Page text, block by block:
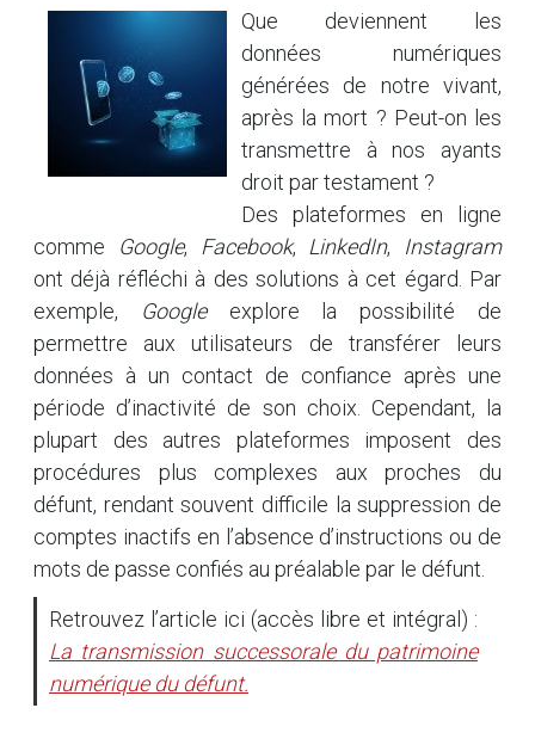
Que deviennent les
données numériques
générées de notre vivant,
après la mort ? Peut-on les
transmettre à nos ayants
droit par testament ?
Des plateformes en ligne
comme
Google, Facebook, LinkedIn, Instagram
ont déjà réfléchi à des solutions à cet égard. Par
exemple,
Googleexplore la possibilité de
permettre aux utilisateurs de transférer leurs
données à un contact de confiance après une
période d’inactivité de son choix. Cependant, la
plupart des autres plateformes imposent des
procédures plus complexes aux proches du
défunt, rendant souvent difficile la suppression de
comptes inactifs en l’absence d’instructions ou de
mots de passe confiés au préalable par le défunt.
Retrouvez l’article ici (accès libre et intégral) :
La transmission successorale du patrimoine
numérique du défunt.